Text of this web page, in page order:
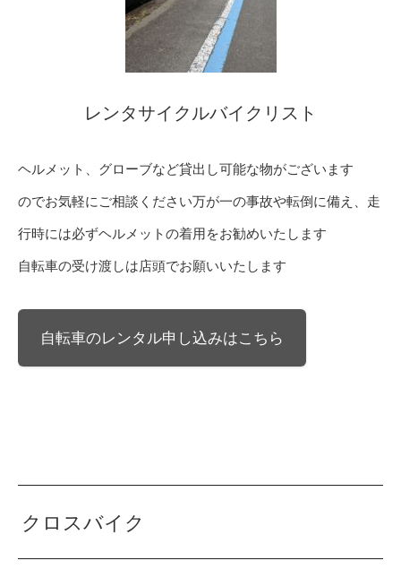
レンタサイクルバイクリスト
ヘルメット、グローブなど貸出し可能な物がございます
のでお気軽にご相談ください万が一の事故や転倒に備え、走
行時には必ずヘルメットの着用をお勧めいたします
自転車の受け渡しは店頭でお願いいたします
自転車のレンタル申し込みはこちら
クロスバイク